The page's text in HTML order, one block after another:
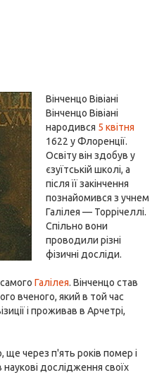
Вінченцо Вівіані
Вінченцо Вівіані
народився 5 квітня
1622 у Флоренції.
Освіту він здобув у
єзуїтській школі, а
після її закінчення
познайомився з учнем
Галілея — Торрічеллі.
Спільно вони
проводили різні
фізичні досліди.
Галілея. Вінченцо став
вченого, який в той час
і проживав в Арчетрі,
ще через п'ять років помер і
наукові дослідження своїх